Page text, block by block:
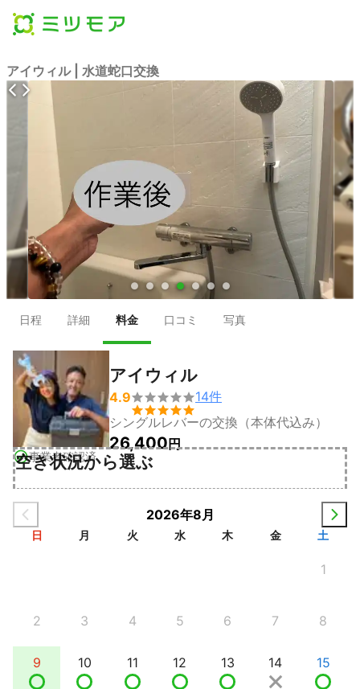
アイウィル | 水道蛇口交換
● ● ● ● ● ● ●
日程 詳細 料金 口コミ 写真
事業者確認済
アイウィル
4.9

14件
シングルレバーの交換（本体代込み）
26,400円
空き状況から選ぶ
2026年8月
日 月 火 水 木 金 土
1
2 3 4 5 6 7 8
9 10 11 12 13 14 15